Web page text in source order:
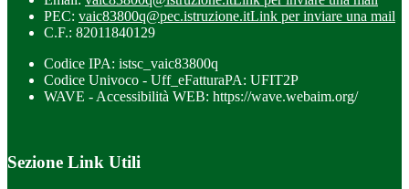
PEC: vaic83800q@pec.istruzione.itLink per inviare una mail
C.F.: 82011840129
Codice IPA: istsc_vaic83800q
Codice Univoco - Uff_eFatturaPA: UFIT2P
WAVE - Accessibilità WEB: https://wave.webaim.org/
Sezione Link Utili